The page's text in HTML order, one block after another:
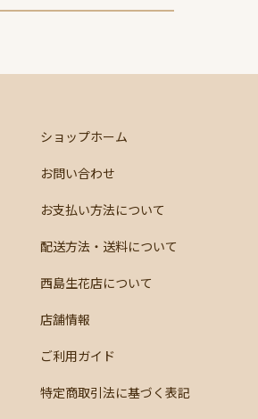
ショップホーム
お問い合わせ
お支払い方法について
配送方法・送料について
西島生花店について
店舗情報
ご利用ガイド
特定商取引法に基づく表記